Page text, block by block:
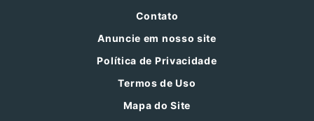
Contato
Anuncie em nosso site
Política de Privacidade
Termos de Uso
Mapa do Site